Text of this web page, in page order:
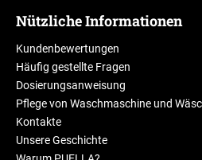
Nützliche Informationen
Kundenbewertungen
Häufig gestellte Fragen
Dosierungsanweisung
Pflege von Waschmaschine und
Kontakte
Unsere Geschichte